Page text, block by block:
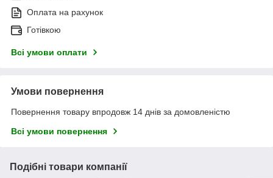
Оплата на рахунок
Готівкою
Всі умови оплати
Умови повернення
Повернення товару впродовж 14 днів за домовленістю
Всі умови повернення
Подібні товари компанії